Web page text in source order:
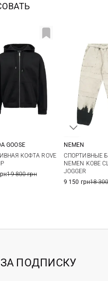
GOOSE
КОФТА ROVE
19 800 грн
NEMEN
СПОРТИВНЫЕ
NEMEN KOBE
JOGGER
9 150 грн18
ЗА ПОДПИСКУ